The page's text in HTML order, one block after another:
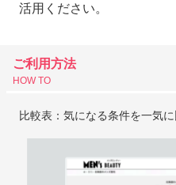
活用ください。
ご利用方法
HOW TO
比較表：気になる条件を一気に